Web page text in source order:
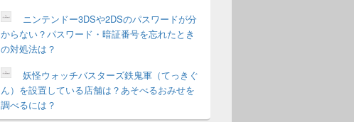
ニンテンドー3DSや2DSのパスワードが分
からない？パスワード・暗証番号を忘れたとき
の対処法は？
妖怪ウォッチバスターズ鉄鬼軍（てっきぐ
ん）を設置している店舗は？あそべるおみせを
調べるには？